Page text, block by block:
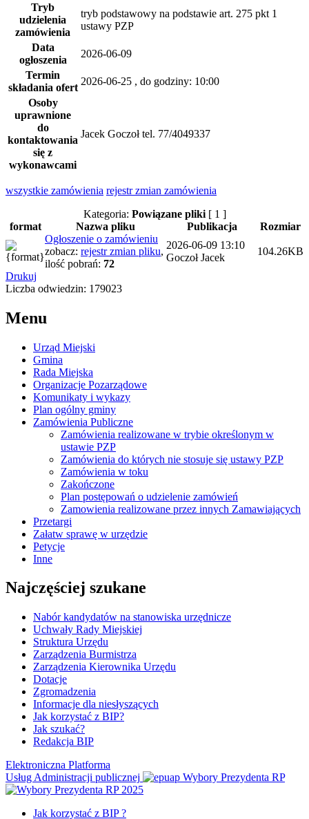
Tryb
udzielenia
zamówienia
tryb podstawowy na podstawie art. 275 pkt 1
ustawy PZP
Data
ogłoszenia
2026-06-09
Termin
składania ofert
2026-06-25 , do godziny: 10:00
Osoby
uprawnione
do
kontaktowania
się z
wykonawcami
Jacek Goczoł tel. 77/4049337
wszystkie zamówienia rejestr zmian zamówienia
Kategoria: Powiązane pliki[ 1 ]
format
Nazwa pliku Publikacja
Rozmiar
Ogłoszenie o zamówieniu
zobacz: rejestr zmian pliku,
ilość pobrań: 72
2026-06-09 13:10
Goczoł Jacek
104.26KB
Drukuj
Liczba odwiedzin: 179023
Menu
Urząd Miejski
Gmina
Rada Miejska
Organizacje Pozarządowe
Komunikaty i wykazy
Plan ogólny gminy
Zamówienia Publiczne
Zamówienia realizowane w trybie określonym w
ustawie PZP
Zamówienia do których nie stosuje się ustawy PZP
Zamówienia w toku
Zakończone
Plan postępowań o udzielenie zamówień
Zamowienia realizowane przez innych Zamawiających
Przetargi
Załatw sprawę w urzędzie
Petycje
Inne
Najczęściej szukane
Nabór kandydatów na stanowiska urzędnicze
Uchwały Rady Miejskiej
Struktura Urzędu
Zarządzenia Burmistrza
Zarządzenia Kierownika Urzędu
Dotacje
Zgromadzenia
Informacje dla niesłyszących
Jak korzystać z BIP?
Jak szukać?
Redakcja BIP
Elektroniczna Platforma
Usług Administracji publicznej
Wybory Prezydenta RP
Jak korzystać z BIP ?